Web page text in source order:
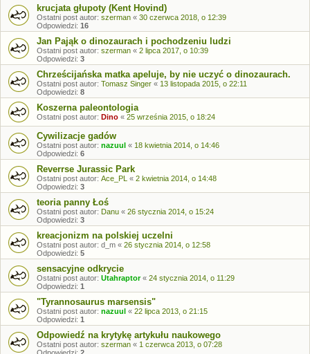
krucjata głupoty (Kent Hovind)
Ostatni post autor: szerman « 30 czerwca 2018, o 12:39
Odpowiedzi: 16
Jan Pająk o dinozaurach i pochodzeniu ludzi
Ostatni post autor: szerman « 2 lipca 2017, o 10:39
Odpowiedzi: 3
Chrześcijańska matka apeluje, by nie uczyć o dinozaurach.
Ostatni post autor: Tomasz Singer « 13 listopada 2015, o 22:11
Odpowiedzi: 8
Koszerna paleontologia
Ostatni post autor: Dino « 25 września 2015, o 18:24
Cywilizacje gadów
Ostatni post autor: nazuul « 18 kwietnia 2014, o 14:46
Odpowiedzi: 6
Reverrse Jurassic Park
Ostatni post autor: Ace_PL « 2 kwietnia 2014, o 14:48
Odpowiedzi: 3
teoria panny Łoś
Ostatni post autor: Danu « 26 stycznia 2014, o 15:24
Odpowiedzi: 3
kreacjonizm na polskiej uczelni
Ostatni post autor: d_m « 26 stycznia 2014, o 12:58
Odpowiedzi: 5
sensacyjne odkrycie
Ostatni post autor: Utahraptor« 24 stycznia 2014, o 11:29
Odpowiedzi: 1
"Tyrannosaurus marsensis"
Ostatni post autor: nazuul « 22 lipca 2013, o 21:15
Odpowiedzi: 1
Odpowiedź na krytykę artykułu naukowego
Ostatni post autor: szerman « 1 czerwca 2013, o 07:28